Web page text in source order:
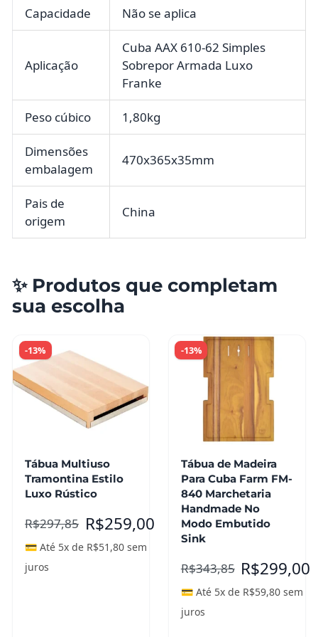
Capacidade Não se aplica
Aplicação
Cuba AAX 610-62 Simples
Sobrepor Armada Luxo
Franke
Peso cúbico 1,80kg
Dimensões
embalagem
470x365x35mm
Pais de
origem
China
✨ Produtos que completam
sua escolha
-13%
Tábua Multiuso
Tramontina Estilo
Luxo Rústico
R$297,85 R$259,00
💳 Até 5x de R$51,80 sem
juros
-13%
Tábua de Madeira
Para Cuba Farm FM-
840 Marchetaria
Handmade No
Modo Embutido
Sink
R$343,85 R$299,00
💳 Até 5x de R$59,80sem
juros